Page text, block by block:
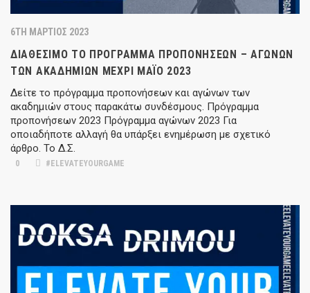
6TH ΜΆΡΤΙΟΣ 2023
ΔΙΑΘΈΣΙΜΟ ΤΟ ΠΡΌΓΡΑΜΜΑ ΠΡΟΠΟΝΉΣΕΩΝ – ΑΓΏΝΩΝ
ΤΩΝ ΑΚΑΔΗΜΙΏΝ ΜΈΧΡΙ ΜΆΙΟ 2023
Δείτε το πρόγραμμα προπονήσεων και αγώνων των
ακαδημιών στους παρακάτω συνδέσμους. Πρόγραμμα
προπονήσεων 2023 Πρόγραμμα αγώνων 2023 Για
οποιαδήποτε αλλαγή θα υπάρξει ενημέρωση με σχετικό
άρθρο. Το Δ.Σ.
0 #ELEVATEYOURGAME